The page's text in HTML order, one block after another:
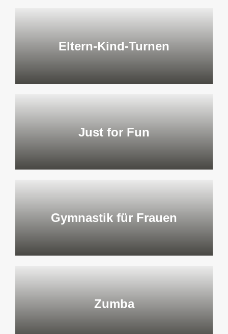
Eltern-Kind-Turnen
Just for Fun
Gymnastik für Frauen
Zumba